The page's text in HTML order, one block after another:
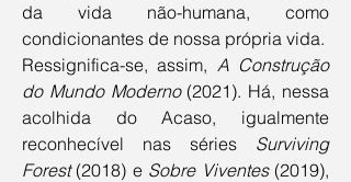
da vida não-humana, como
condicionantes de nossa própria vida.
Ressignifica-se, assim, A Construção
do Mundo Moderno (2021). Há, nessa
acolhida do Acaso, igualmente
reconhecível nas séries Surviving
Forest (2018) e Sobre Viventes (2019),